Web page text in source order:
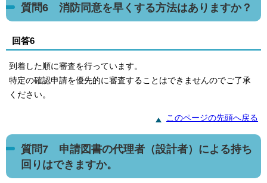
質問6 消防同意を早くする方法はありますか？
回答6
到着した順に審査を行っています。
特定の確認申請を優先的に審査することはできませんのでご了承
ください。
このページの先頭へ戻る
質問7 申請図書の代理者（設計者）による持ち
回りはできますか。